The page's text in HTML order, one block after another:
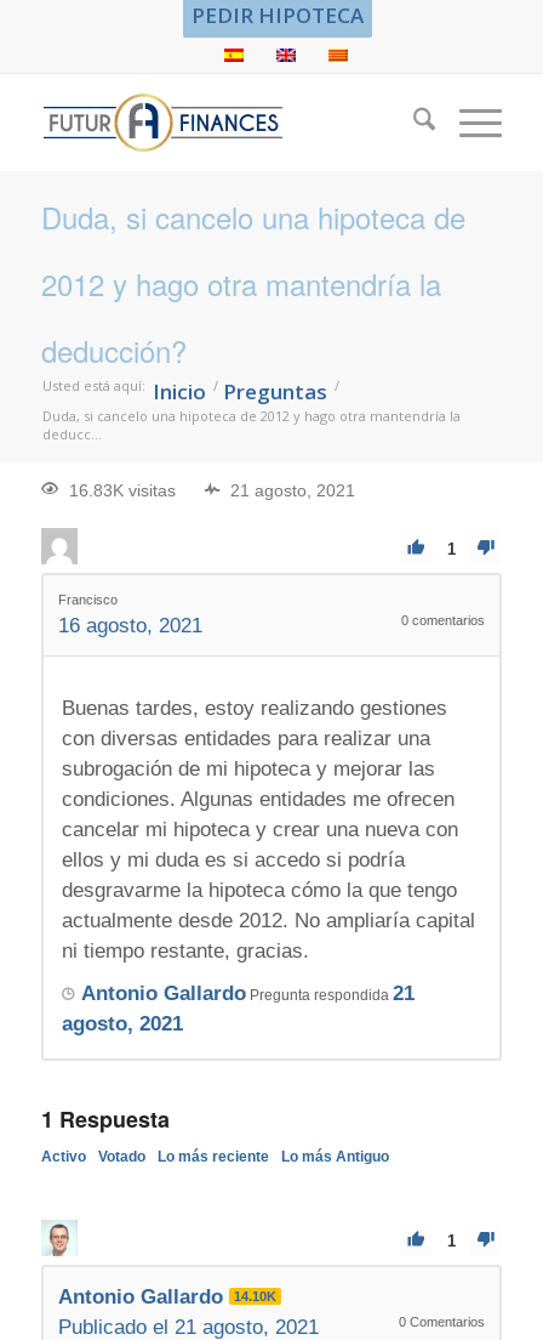
PEDIR HIPOTECA
Duda, si cancelo una hipoteca de
2012 y hago otra mantendría la
deducción?
Usted está aquí: Inicio / Preguntas /
Duda, si cancelo una hipoteca de 2012 y hago otra mantendría la
deducc...
16.83K visitas 21 agosto, 2021
1
Francisco
16 agosto, 2021 0 comentarios
Buenas tardes, estoy realizando gestiones
con diversas entidades para realizar una
subrogación de mi hipoteca y mejorar las
condiciones. Algunas entidades me ofrecen
cancelar mi hipoteca y crear una nueva con
ellos y mi duda es si accedo si podría
desgravarme la hipoteca cómo la que tengo
actualmente desde 2012. No ampliaría capital
ni tiempo restante, gracias.
Antonio GallardoPregunta respondida 21
agosto, 2021
1 Respuesta
Activo Votado Lo más reciente Lo más Antiguo
1
Antonio Gallardo 14.10K
Publicado el 21 agosto, 2021 0 Comentarios